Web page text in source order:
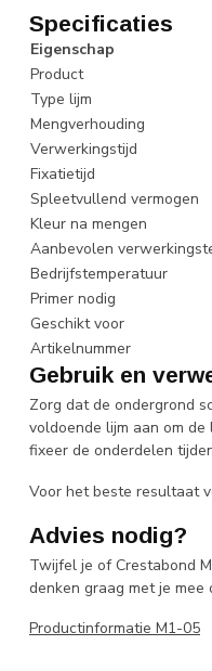
Specificaties
Eigenschap
Product
Type lijm
Mengverhouding
Verwerkingstijd
Fixatietijd
Spleetvullend vermogen
Kleur na mengen
Aanbevolen
Bedrijfstemperatuur
Primer nodig
Geschikt voor
Artikelnummer
Gebruik en
Zorg dat de ondergrond
voldoende lijm aan om
fixeer de onderdelen
Voor het beste resultaat
Advies nodig?
Twijfel je of Crestabond
denken graag met je
Productinformatie M1-05